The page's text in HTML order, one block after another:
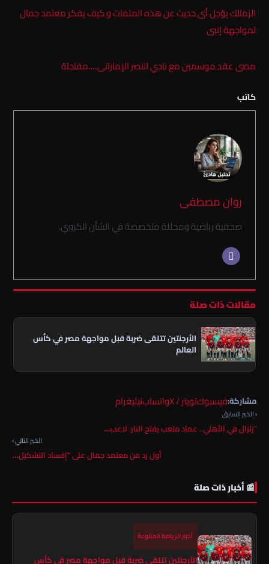
الزمالك يؤجل أى حديث عن هذه الملفات و كيف يفكر معتمد جمال
لمواجهة إنبى
مضى عقد موسمين مع نادي النصر الإماراتى….مفاجئة
كاتب
روان مصطفى
صحفية رياضية ومحللة متخصصة في الشأن الكروي.
مقالات ذات صلة
الأرجنتين تتلقى ضربة قبل مواجهة مصر في كأس
العالم
مشاركة:فيسبوكتويتر / X واتسابتيليغرام
‹ الخبر السابق
"زلزال في الأهلي.. عماد متعب يفتح النار: لاعب…
الخبر التالي ›
أول رد من معتمد جمال على "إفساد التشكيل…
📰 أخبار ذات صلة
أخبار الرياضة المتنوعة
الأرجنتين تتلقى ضربة قبل مواجهة مصر في كأس